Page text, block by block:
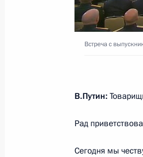
30 июня
29 июня
27 июня 2022 года,
Встреча с
В.Путин:
Рад
Сегодня мы